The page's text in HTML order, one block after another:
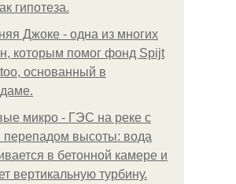
гипотеза.
Джоке - одна из многих
которым помог фонд Spijt
основанный в
микро - ГЭС на реке с
высоты: вода
в бетонной камере и
вертикальную турбину.